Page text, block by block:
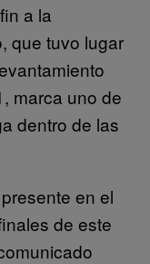
a la
que tuvo lugar
marca uno de
dentro de las
en el
de este